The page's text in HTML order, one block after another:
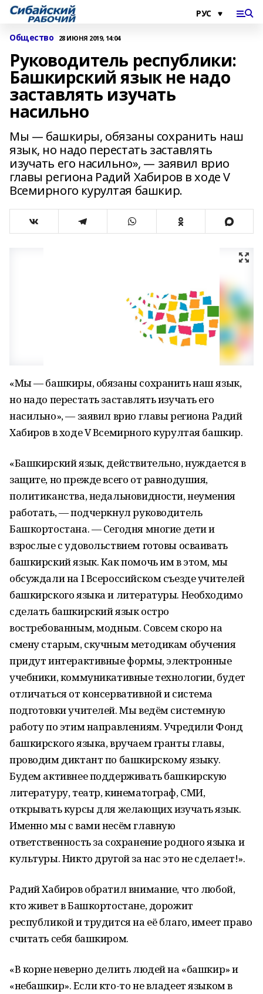
Общество 28 ИЮНЯ 2019, 14:04
Руководитель республики:
Башкирский язык не надо
заставлять изучать
насильно
Мы — башкиры, обязаны сохранить наш
язык, но надо перестать заставлять
изучать его насильно», — заявил врио
главы региона Радий Хабиров в ходе V
Всемирного курултая башкир.
«Мы — башкиры, обязаны сохранить наш язык,
но надо перестать заставлять изучать его
насильно», — заявил врио главы региона Радий
Хабиров в ходе V Всемирного курултая башкир.
«Башкирский язык, действительно, нуждается в
защите, но прежде всего от равнодушия,
политиканства, недальновидности, неумения
работать, — подчеркнул руководитель
Башкортостана. — Сегодня многие дети и
взрослые с удовольствием готовы осваивать
башкирский язык. Как помочь им в этом, мы
обсуждали на I Всероссийском съезде учителей
башкирского языка и литературы . Необходимо
сделать башкирский язык остро
востребованным, модным. Совсем скоро на
смену старым, скучным методикам обучения
придут интерактивные формы, электронные
учебники, коммуникативные технологии, будет
отличаться от консервативной и система
подготовки учителей. Мы ведём системную
работу по этим направлениям. Учредили Фонд
башкирского языка, вручаем гранты главы,
проводим диктант по башкирскому языку.
Будем активнее поддерживать башкирскую
литературу, театр, кинематограф, СМИ,
открывать курсы для желающих изучать язык.
Именно мы с вами несём главную
ответственность за сохранение родного языка и
культуры. Никто другой за нас это не сделает!».
Радий Хабиров обратил внимание, что любой,
кто живет в Башкортостане, дорожит
республикой и трудится на её благо, имеет право
считать себя башкиром.
«В корне неверно делить людей на «башкир» и
«небашкир». Если кто-то не владеет языком в